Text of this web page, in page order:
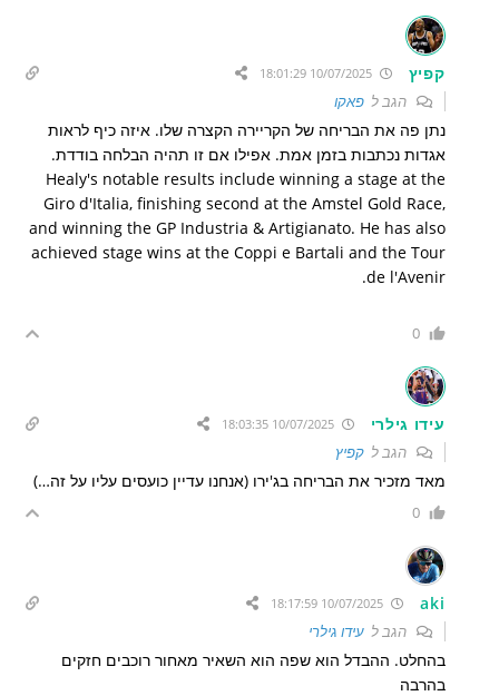
קפיץ 10/07/2025 18:01:29
הגב לפאקו
נתן פה את הבריחה של הקריירה הקצרה שלו. איזה כיף לראות
אגדות נכתבות בזמן אמת. אפילו אם זו תהיה הבלחה בודדת.
Healy's notable results include winning a stage at the
Giro d'Italia, finishing second at the Amstel Gold Race,
and winning the GP Industria & Artigianato. He has also
achieved stage wins at the Coppi e Bartali and the Tour
de l'Avenir.
0
עידו גילרי 10/07/2025 18:03:35
הגב לקפיץ
מאד מזכיר את הבריחה בג'ירו (אנחנו עדיין כועסים עליו על זה…)
0
aki
הגב לעידו גילרי
בהחלט. ההבדל הוא שפה הוא השאיר מאחור רוכבים חזקים
בהרבה